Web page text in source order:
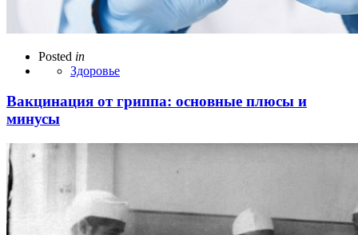
Posted in
Здоровье
Вакцинация от гриппа: основные плюсы и
минусы